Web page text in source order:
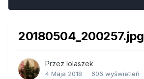
20180504_200257.jpg
Przez lolaszek
4 Maja 2018 606 wyświetleń